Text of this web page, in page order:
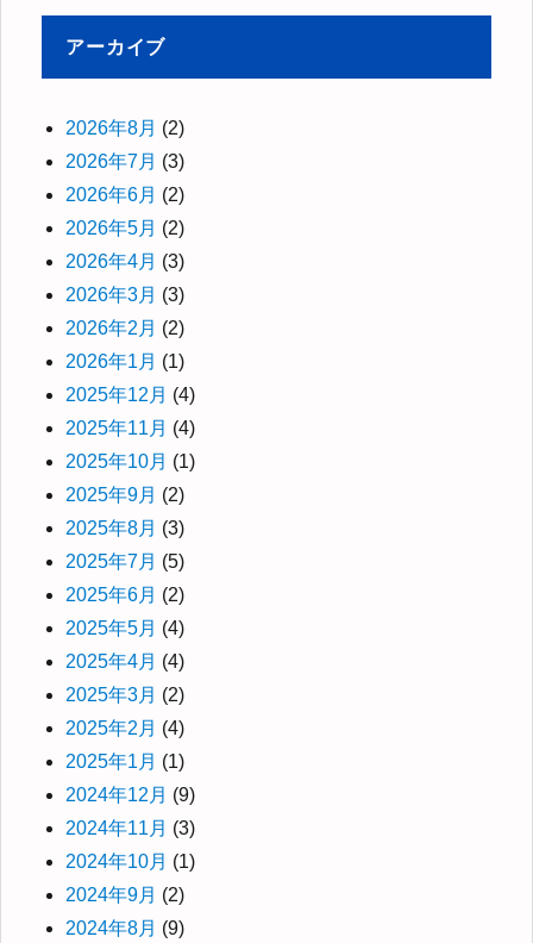
アーカイブ
2026年8月 (2)
2026年7月 (3)
2026年6月 (2)
2026年5月 (2)
2026年4月 (3)
2026年3月 (3)
2026年2月 (2)
2026年1月 (1)
2025年12月 (4)
2025年11月 (4)
2025年10月 (1)
2025年9月 (2)
2025年8月 (3)
2025年7月 (5)
2025年6月 (2)
2025年5月 (4)
2025年4月 (4)
2025年3月 (2)
2025年2月 (4)
2025年1月 (1)
2024年12月 (9)
2024年11月 (3)
2024年10月 (1)
2024年9月 (2)
2024年8月 (9)